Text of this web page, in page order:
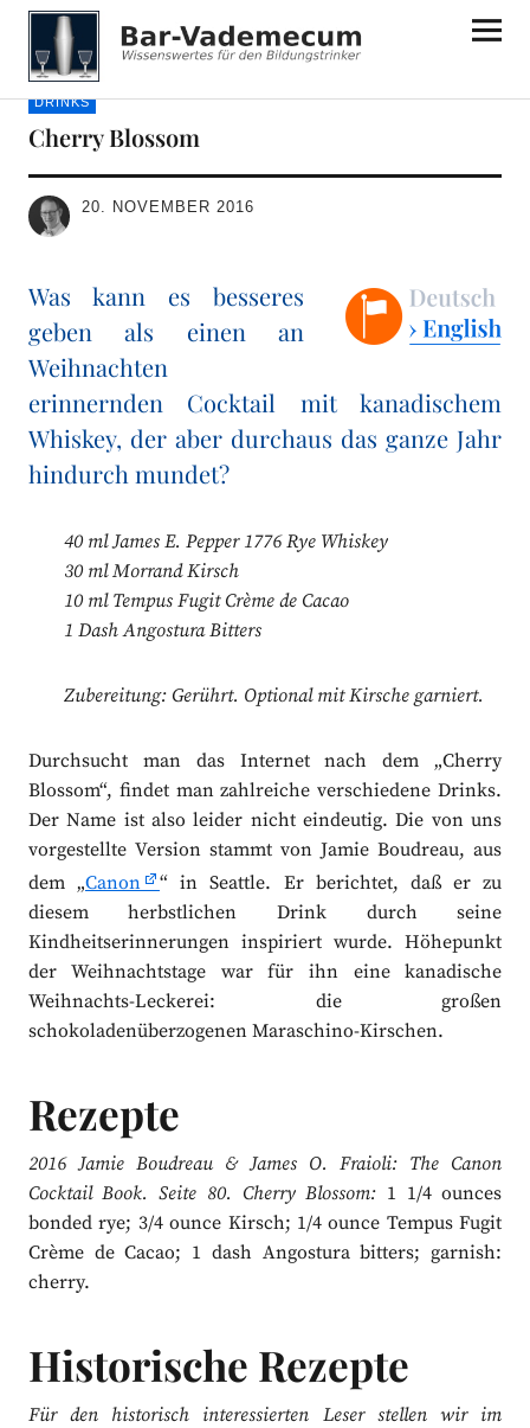
Bar-Vademecum
DRINKS
Cherry Blossom
20. NOVEMBER 2016
Was kann es besseres
geben als einen an
Weihnachten
erinnernden Cocktail mit kanadischem
Whiskey, der aber durchaus das ganze Jahr
hindurch mundet?
40 ml James E. Pepper 1776 Rye Whiskey
30 ml Morrand Kirsch
10 ml Tempus Fugit Crème de Cacao
1 Dash Angostura Bitters
Zubereitung: Gerührt. Optional mit Kirsche garniert.
Durchsucht man das Internet nach dem „Cherry
Blossom“, findet man zahlreiche verschiedene Drinks.
Der Name ist also leider nicht eindeutig. Die von uns
vorgestellte Version stammt von Jamie Boudreau, aus
dem „Canon
“ in Seattle. Er berichtet, daß er zu
diesem herbstlichen Drink durch seine
Kindheitserinnerungen inspiriert wurde. Höhepunkt
der Weihnachtstage war für ihn eine kanadische
Weihnachts-Leckerei: die großen
schokoladenüberzogenen Maraschino-Kirschen.
Rezepte
2016 Jamie Boudreau & James O. Fraioli: The Canon
Cocktail Book. Seite 80. Cherry Blossom: 1 1/4 ounces
bonded rye; 3/4 ounce Kirsch; 1/4 ounce Tempus Fugit
Crème de Cacao; 1 dash Angostura bitters; garnish:
cherry.
Historische Rezepte
Für den historisch interessierten Leser stellen wir im